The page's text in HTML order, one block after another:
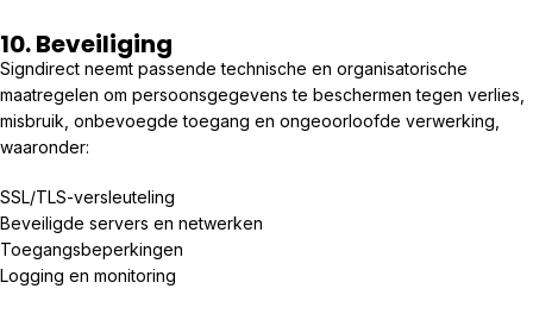
10. Beveiliging
Signdirect neemt passende technische en organisatorische
maatregelen om persoonsgegevens te beschermen tegen verlies,
misbruik, onbevoegde toegang en ongeoorloofde verwerking,
waaronder:
SSL/TLS-versleuteling
Beveiligde servers en netwerken
Toegangsbeperkingen
Logging en monitoring